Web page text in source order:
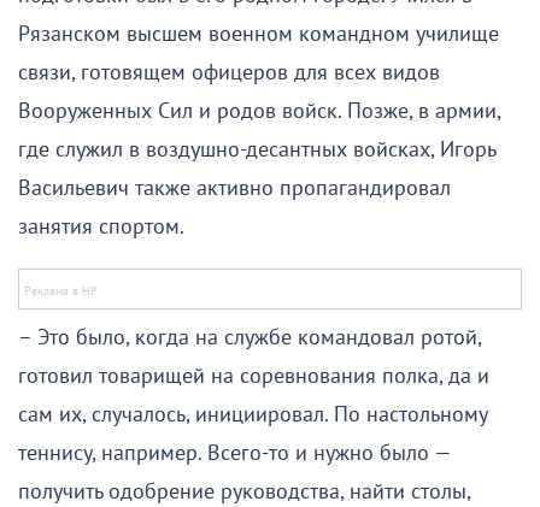
Рязанском высшем военном командном училище
связи, готовящем офицеров для всех видов
Вооруженных Сил и родов войск. Позже, в армии,
где служил в воздушно-десантных войсках, Игорь
Васильевич также активно пропагандировал
занятия спортом.
– Это было, когда на службе командовал ротой,
готовил товарищей на соревнования полка, да и
сам их, случалось, инициировал. По настольному
теннису, например. Всего-то и нужно было —
получить одобрение руководства, найти столы,